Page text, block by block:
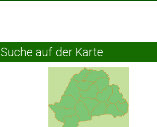
Suche auf der Karte